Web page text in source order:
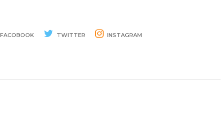
FACOBOOK TWITTER INSTAGRAM